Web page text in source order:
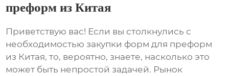
преформ из Китая
Приветствую вас! Если вы столкнулись с
необходимостью закупки форм для преформ
из Китая, то, вероятно, знаете, насколько это
может быть непростой задачей. Рынок